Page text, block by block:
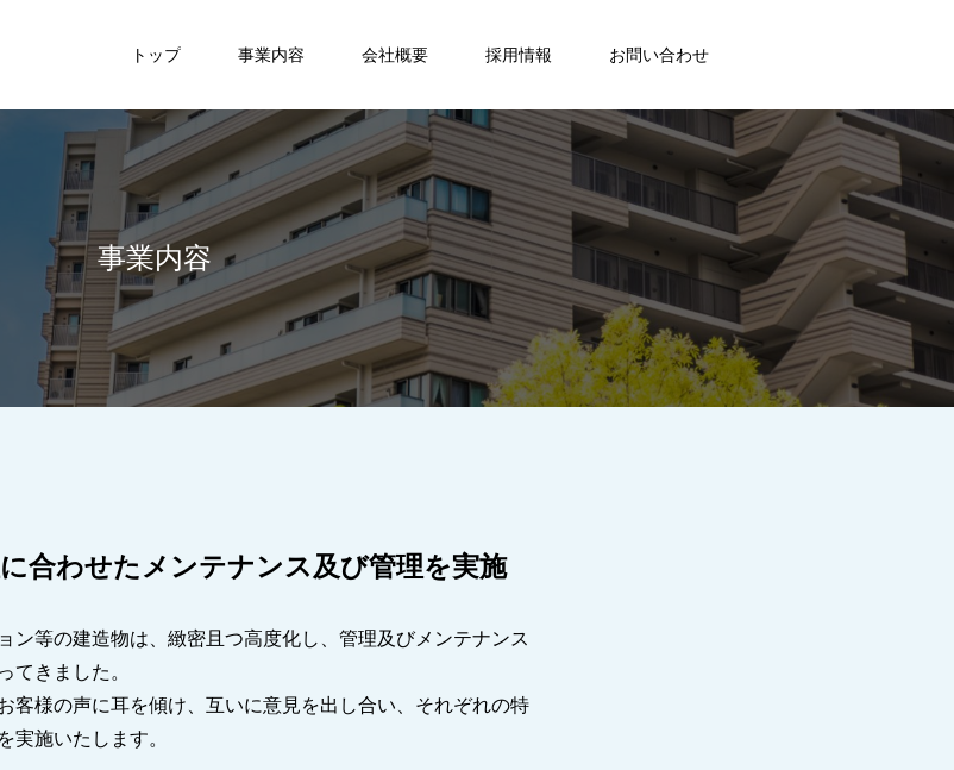
トップ 事業内容 会社概要 採用情報 お問い合わせ
事業内容
合わせたメンテナンス及び管理を実施
ン等の建造物は、緻密且つ高度化し、管理及びメンテナンス
てきました。
客様の声に耳を傾け、互いに意見を出し合い、それぞれの特
実施いたします。